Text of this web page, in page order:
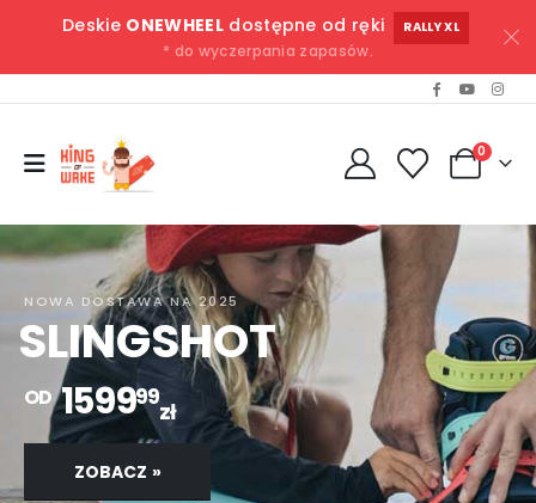
Deskie ONEWHEELdostępne od ręki RALLY XL
* do wyczerpania zapasów.
0
NOWA DOSTAWA NA 2025
SLINGSHOT
OD 159999
zł
ZOBACZ »